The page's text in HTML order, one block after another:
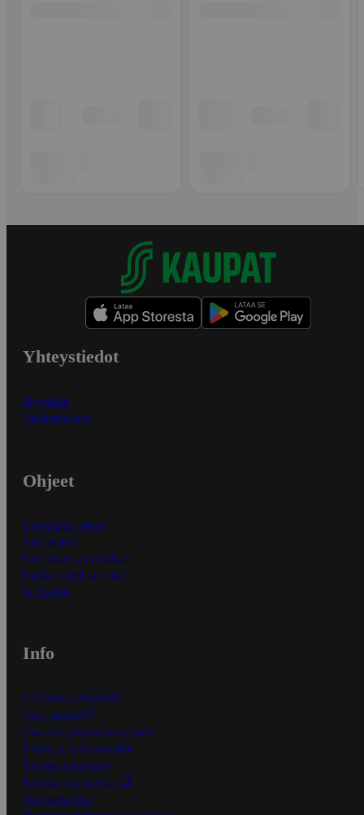
Yhteystiedot
Myymälät
Asiakaspalvelu
Ohjeet
Ensitilaajan ohjeet
Näin maksat
Näin tilaat ja muokkaat
Kaikki ohjeet ja vinkit
In English
Info
S-Business yrityksille
Oiva-raportit
Osuuskauppojen yhteystiedot
Tilaus- ja toimitusehdot
Tietosuojakäytäntö
Palvelun käyttöehdot
Saavutettavuus